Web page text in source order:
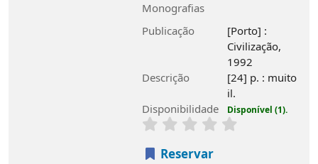
Monografias
Publicação
[Porto] :
Civilização,
1992
Descrição
[24] p. : muito
il.
Disponibilidade
Disponível (1).
Reservar